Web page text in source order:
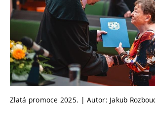
Zlatá promoce 2025. | Autor: Jakub